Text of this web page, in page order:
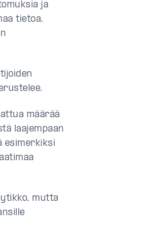
ja
tietoa.
määrää
laajempaan
esimerkiksi
mutta